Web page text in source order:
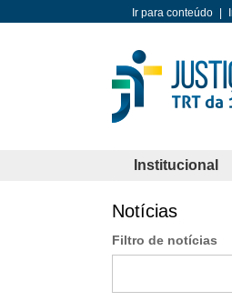
Ir para conteúdo
Institucional
Notícias
Filtro de notícias